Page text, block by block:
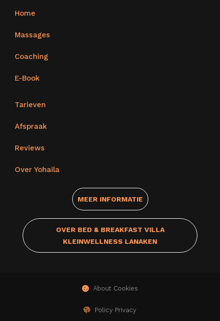
Home
Massages
Coaching
E-Book
Tarieven
Afspraak
Reviews
Over Yohaila
MEER INFORMATIE
OVER BED & BREAKFAST VILLA
KLEINWELLNESS LANAKEN
About Cookies
Policy Privacy